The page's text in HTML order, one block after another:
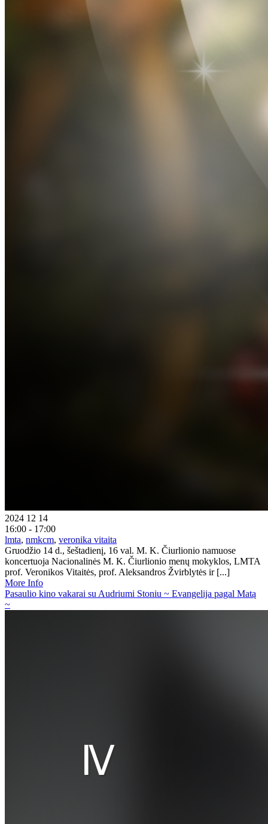
2024 12 14
16:00 - 17:00
lmta, nmkcm, veronika vitaita
Gruodžio 14 d., šeštadienį, 16 val. M. K. Čiurlionio namuose
koncertuoja Nacionalinės M. K. Čiurlionio menų mokyklos, LMTA
prof. Veronikos Vitaitės, prof. Aleksandros Žvirblytės ir [...]
More Info
Pasaulio kino vakarai su Audriumi Stoniu ~ Evangelija pagal Matą
~